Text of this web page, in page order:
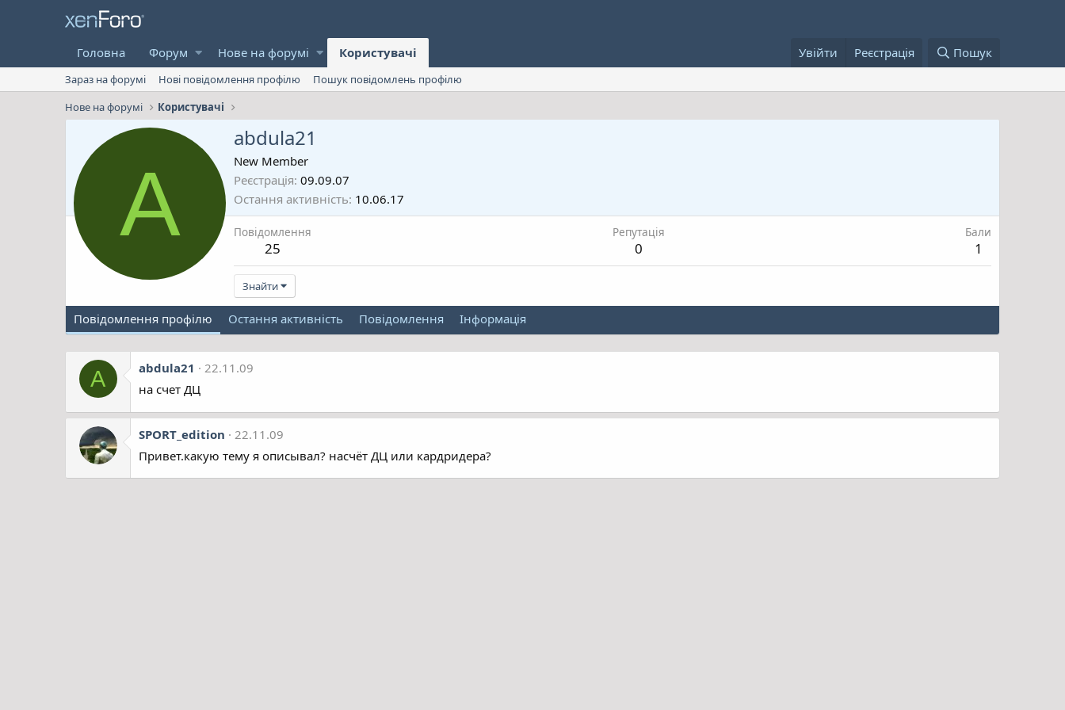
Головна Форум Нове на форумі Користувачі Увійти Реєстрація Пошук
Зараз на форумі Нові повідомлення профілю
Пошук повідомлень профілю
Нове на форумі
Користувачі
A
abdula21
New Member
Реєстрація 09.09.07
Остання активність 10.06.17
Повідомлення
25
Репутація
0
Бали
1
Знайти
Повідомлення профілю Остання активність Повідомлення Інформація
A abdula21
22.11.09
на счет ДЦ
SPORT_edition
22.11.09
Привет.какую тему я описывал? насчёт ДЦ или кардридера?